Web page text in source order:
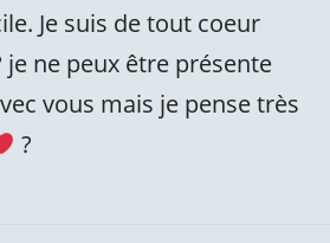
Je suis de tout coeur
je ne peux être présente
vous mais je pense très
?